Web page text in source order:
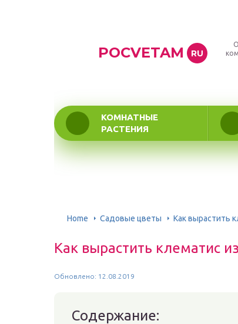
POCVETAM RU
КОМНАТНЫЕ
РАСТЕНИЯ
Home Садовые цветы Как вырастить
Как вырастить клематис
Обновлено: 12.08.2019
Содержание: